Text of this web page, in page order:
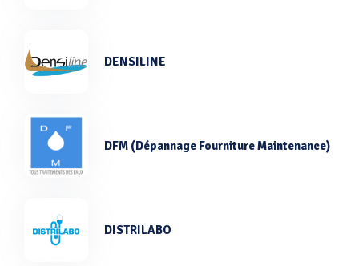
DENSILINE
DFM (Dépannage Fourniture Maintenance)
DISTRILABO